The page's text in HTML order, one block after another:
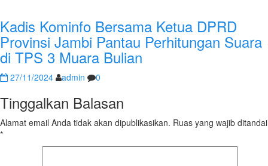
Kadis Kominfo Bersama Ketua DPRD
Provinsi Jambi Pantau Perhitungan Suara
di TPS 3 Muara Bulian
27/11/2024 admin 0
Tinggalkan Balasan
Alamat email Anda tidak akan dipublikasikan. Ruas yang wajib ditandai
*